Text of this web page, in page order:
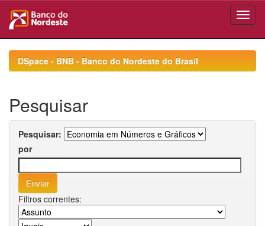
navigationDSpace - BNB - Banco do Nordeste do Brasil
Pesquisar
Pesquisar:
por
Filtros correntes: